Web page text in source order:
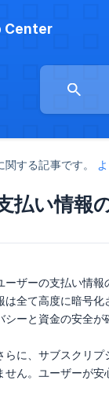
Center
関する記事です。
払い情報
ーザーの支払い情
は全て高度に暗号化
シーと資金の安全が
らに、サブスクリ
せん。ユーザーが安